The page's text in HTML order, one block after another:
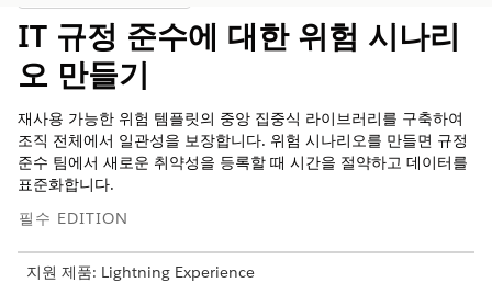
IT 규정 준수에 대한 위험 시나리
오 만들기
재사용 가능한 위험 템플릿의 중앙 집중식 라이브러리를 구축하여
조직 전체에서 일관성을 보장합니다. 위험 시나리오를 만들면 규정
준수 팀에서 새로운 취약성을 등록할 때 시간을 절약하고 데이터를
표준화합니다.
필수 EDITION
지원 제품: Lightning Experience